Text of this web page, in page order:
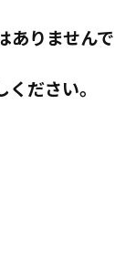
ありませんで
ださい。